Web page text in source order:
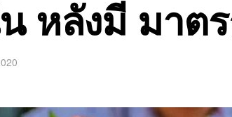
หลังมี มาต